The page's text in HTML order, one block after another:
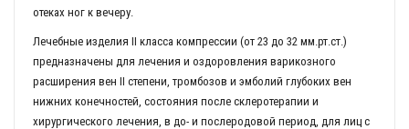
отеках ног к вечеру.
Лечебные изделия II класса компрессии (от 23 до 32 мм.рт.ст.)
предназначены для лечения и оздоровления варикозного
расширения вен II степени, тромбозов и эмболий глубоких вен
нижних конечностей, состояния после склеротерапии и
хирургического лечения, в до- и послеродовой период, для лиц с